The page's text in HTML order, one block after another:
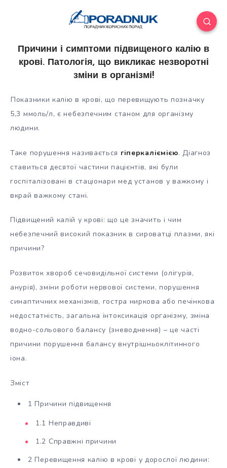
Причини і симптоми підвищеного калію в
крові. Патологія, що викликає незворотні
зміни в організмі!
Показники калію в крові, що перевищують позначку
5,3 ммоль/л, є небезпечним станом для організму
людини.
Таке порушення називається гіперкаліємією. Діагноз
ставиться десятої частини пацієнтів, які були
госпіталізовані в стаціонари мед установ у важкому і
вкрай важкому стані.
Підвищений калій у крові: що це значить і чим
небезпечний високий показник в сироватці плазми, які
причини?
Розвиток хвороб сечовидільної системи (олігурія,
анурія), зміни роботи нервової системи, порушення
синаптичних механізмів, гостра ниркова або печінкова
недостатність, загальна інтоксикація організму, зміна
водно-сольового балансу (зневоднення) – це часті
причини порушення балансу внутрішньоклітинного
іона.
Зміст
1 Причини підвищення
1.1 Неправдиві
1.2 Справжні причини
2 Перевищення калію в крові у дорослої людини: